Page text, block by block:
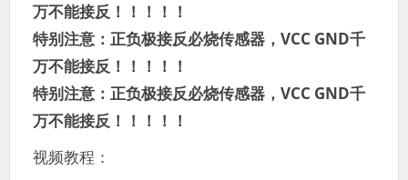
万不能接反！！！！！
特别注意：正负极接反必烧传感器，VCC GND千
万不能接反！！！！！
特别注意：正负极接反必烧传感器，VCC GND千
万不能接反！！！！！
视频教程：